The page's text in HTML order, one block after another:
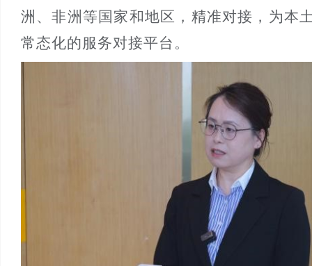
洲、非洲等国家和地区，精准对接，为本
常态化的服务对接平台。